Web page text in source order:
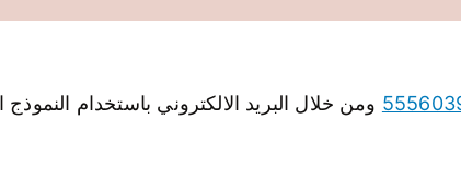
ومن خلال البريد الالكتروني باستخدام النموذج